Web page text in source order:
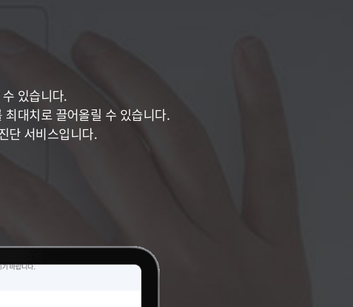
있습니다.
대치로 끌어올릴 수 있습니다.
단 서비스입니다.